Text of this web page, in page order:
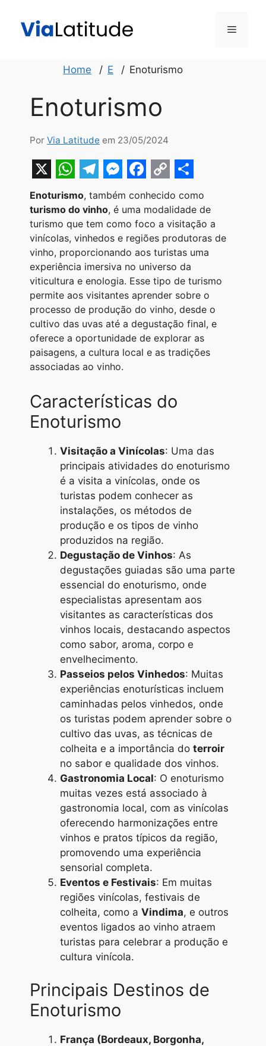
Menu
Home E Enoturismo
Enoturismo
Por Via Latitude em 23/05/2024
X W
h
a
t
s
A
p
p
T
e
l
e
g
r
a
m
M
e
s
s
e
n
g
e
r
F
a
c
e
b
o
o
k
C
o
p
y
L
i
n
k
S
h
a
r
e
Enoturismo, também conhecido como
turismo do vinho, é uma modalidade de
turismo que tem como foco a visitação a
vinícolas, vinhedos e regiões produtoras de
vinho, proporcionando aos turistas uma
experiência imersiva no universo da
viticultura e enologia. Esse tipo de turismo
permite aos visitantes aprender sobre o
processo de produção do vinho, desde o
cultivo das uvas até a degustação final, e
oferece a oportunidade de explorar as
paisagens, a cultura local e as tradições
associadas ao vinho.
Características do
Enoturismo
Visitação a Vinícolas: Uma das
principais atividades do enoturismo
é a visita a vinícolas, onde os
turistas podem conhecer as
instalações, os métodos de
produção e os tipos de vinho
produzidos na região.
Degustação de Vinhos: As
degustações guiadas são uma parte
essencial do enoturismo, onde
especialistas apresentam aos
visitantes as características dos
vinhos locais, destacando aspectos
como sabor, aroma, corpo e
envelhecimento.
Passeios pelos Vinhedos: Muitas
experiências enoturísticas incluem
caminhadas pelos vinhedos, onde
os turistas podem aprender sobre o
cultivo das uvas, as técnicas de
colheita e a importância do terroir
no sabor e qualidade dos vinhos.
Gastronomia Local: O enoturismo
muitas vezes está associado à
gastronomia local, com as vinícolas
oferecendo harmonizações entre
vinhos e pratos típicos da região,
promovendo uma experiência
sensorial completa.
Eventos e Festivais: Em muitas
regiões vinícolas, festivais de
colheita, como a Vindima, e outros
eventos ligados ao vinho atraem
turistas para celebrar a produção e
cultura vinícola.
Principais Destinos de
Enoturismo
França (Bordeaux, Borgonha,